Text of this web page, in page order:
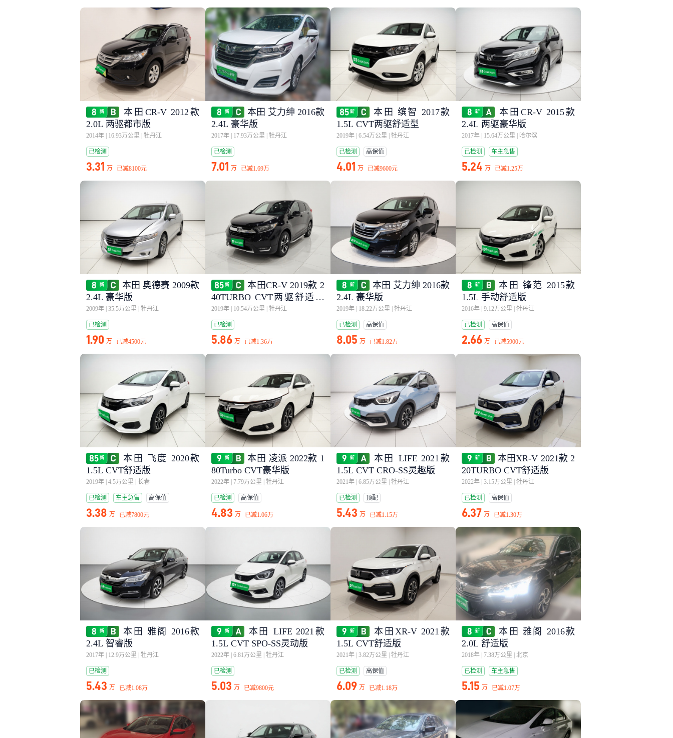
本田CR-V 2012款
2.0L 两驱都市版
2014年 16.93万公里 牡丹江
已检测
3.31 万 已减8100元
本田 艾力绅 2016款
2.4L 豪华版
2017年 17.93万公里 牡丹江
已检测
7.01 万 已减1.69万
本田 缤智 2017款
1.5L CVT两驱舒适型
2019年 6.54万公里 牡丹江
已检测 高保值
4.01 万 已减9600元
本田CR-V 2015款
2.4L 两驱豪华版
2017年 15.64万公里 哈尔滨
已检测 车主急售
5.24 万 已减1.25万
本田 奥德赛 2009款
2.4L 豪华版
2009年 35.5万公里 牡丹江
已检测
1.90 万 已减4500元
本田CR-V 2019款 2
40TURBO CVT两驱舒适版
国VI
2019年 10.54万公里 牡丹江
已检测
5.86 万 已减1.36万
本田 艾力绅 2016款
2.4L 豪华版
2019年 18.22万公里 牡丹江
已检测 高保值
8.05 万 已减1.82万
本田 锋范 2015款
1.5L 手动舒适版
2016年 9.12万公里 牡丹江
已检测 高保值
2.66 万 已减5900元
本田 飞度 2020款
1.5L CVT舒适版
2019年 4.5万公里 长春
已检测 车主急售 高保值
3.38 万 已减7800元
本田 凌派 2022款 1
80Turbo CVT豪华版
2022年 7.79万公里 牡丹江
已检测 高保值
4.83 万 已减1.06万
本田 LIFE 2021款
1.5L CVT CRO-SS灵趣版
2021年 6.85万公里 牡丹江
已检测 顶配
5.43 万 已减1.15万
本田XR-V 2021款 2
20TURBO CVT舒适版
2022年 3.15万公里 牡丹江
已检测 高保值
6.37 万 已减1.30万
本田 雅阁 2016款
2.4L 智睿版
2017年 12.9万公里 牡丹江
已检测
5.43 万 已减1.08万
本田 LIFE 2021款
1.5L CVT SPO-SS灵动版
2022年 6.81万公里 牡丹江
已检测
5.03 万 已减9800元
本田XR-V 2021款
1.5L CVT舒适版
2021年 3.82万公里 牡丹江
已检测 高保值
6.09 万 已减1.18万
本田 雅阁 2016款
2.0L 舒适版
2018年 7.38万公里 北京
已检测 车主急售
5.15 万 已减1.07万